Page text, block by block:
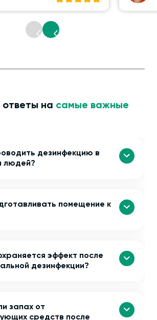
на самые важные
дезинфекцию в
людей?
помещение к
эффект после
дезинфекции?
запах от
средств после